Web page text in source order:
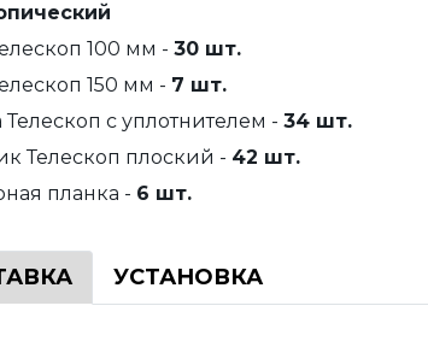
100 мм - 30 шт.
150 мм - 7 шт.
Телескоп с уплотнителем - 34 шт.
Телескоп плоский - 42 шт.
планка - 6 шт.
УСТАНОВКА